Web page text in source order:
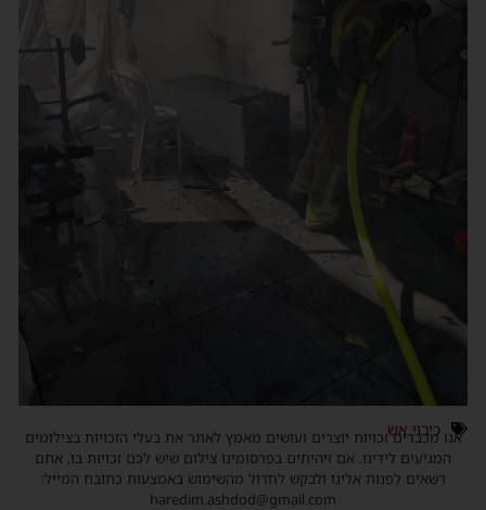
כיבוי אש
אנו מכבדים זכויות יוצרים ועושים מאמץ לאתר את בעלי הזכויות בצילומים
המגיעים לידינו. אם זיהיתים בפרסומינו צילום שיש לכם זכויות בו, אתם
רשאים לפנות אלינו ולבקש לחדול מהשימוש באמצעות כתובת המייל:
haredim.ashdod@gmail.com